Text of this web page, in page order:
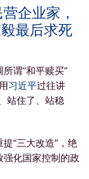
企业家，
最后求死
谓“和平赎买”
习近平过往讲
站住了、站稳
“三大改造”，绝
化国家控制的政